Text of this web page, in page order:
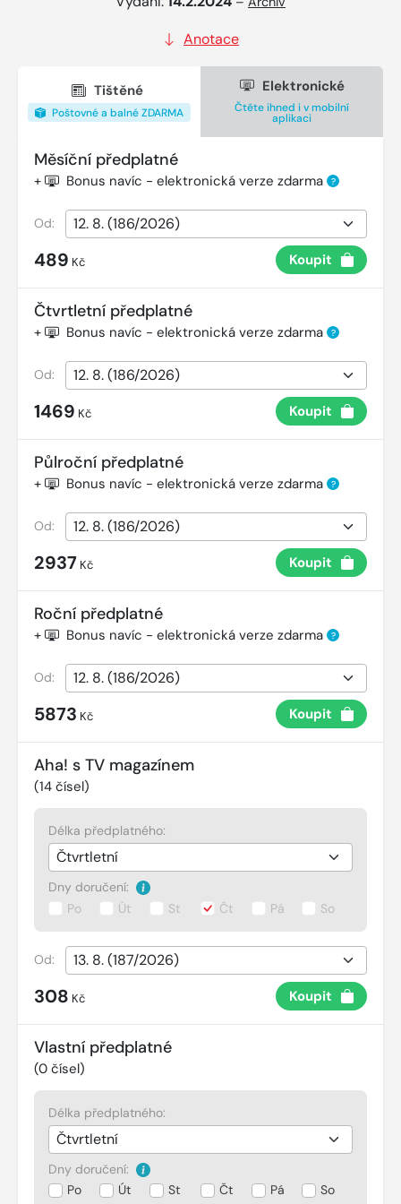
Anotace
Tištěné
Poštovné a balné ZDARMA
Elektronické
Čtěte ihned i v mobilní
aplikaci
Měsíční předplatné
+ Bonus navíc - elektronická verze zdarma ?
Od:
489 Kč Koupit
Čtvrtletní předplatné
+ Bonus navíc - elektronická verze zdarma ?
Od:
1469 Kč Koupit
Půlroční předplatné
+ Bonus navíc - elektronická verze zdarma ?
Od:
2937 Kč Koupit
Roční předplatné
+ Bonus navíc - elektronická verze zdarma ?
Od:
5873 Kč Koupit
Aha! s TV magazínem
(14 čísel)
Délka předplatného:
Dny doručení:
Po
Út St Čt Pá So
Od:
308 Kč Koupit
Vlastní předplatné
(0 čísel)
Délka předplatného:
Dny doručení:
Po
Út St Čt Pá So